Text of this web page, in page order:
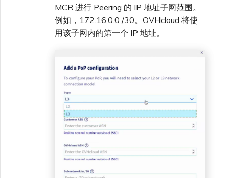
MCR 进行 Peering 的 IP 地址子网范围。
例如，172.16.0.0 /30。OVHcloud 将使
用该子网内的第一个 IP 地址。